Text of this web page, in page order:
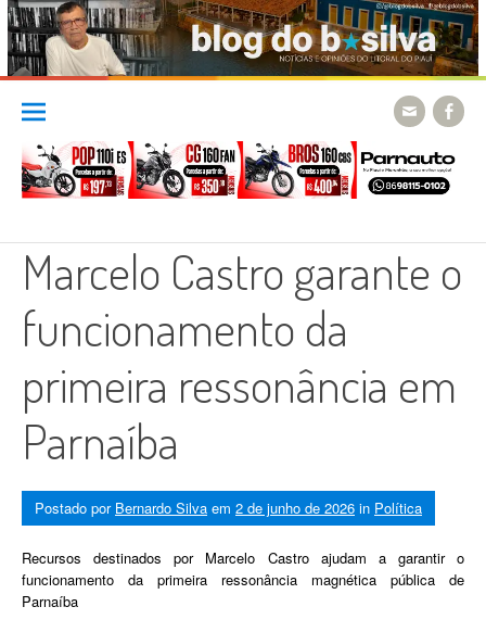
Skip
content
Marcelo Castro garante o
funcionamento da
primeira ressonância em
Parnaíba
Postado por Bernardo Silva em 2 de junho de 2026 in Política
Recursos destinados por Marcelo Castro ajudam a garantir o
funcionamento da primeira ressonância magnética pública de
Parnaíba